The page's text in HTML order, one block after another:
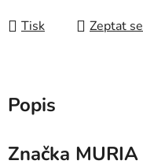
Tisk Zeptat se
Popis
Značka MURIA